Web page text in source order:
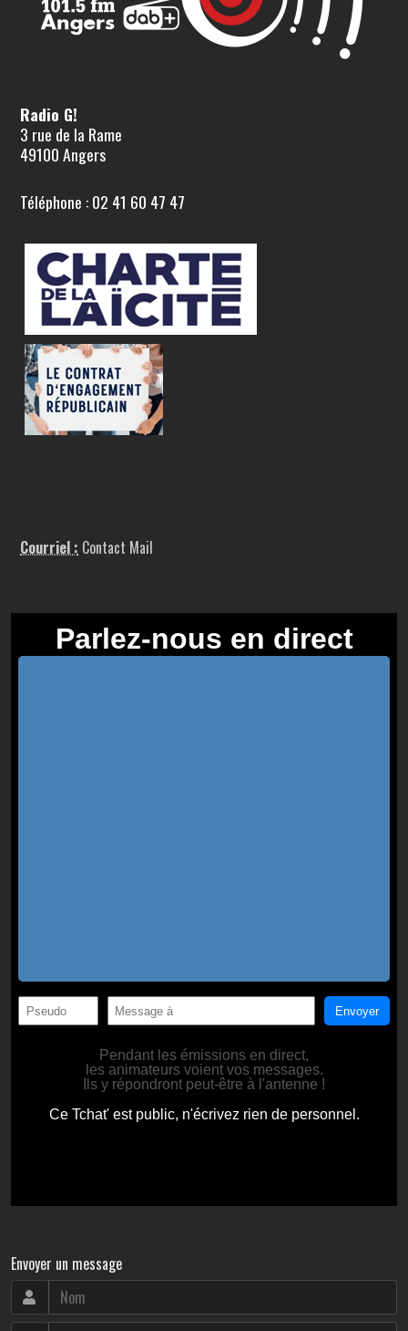
Radio G!
3 rue de la Rame
49100 Angers
Téléphone : 02 41 60 47 47
Courriel : Contact Mail
Envoyer un message